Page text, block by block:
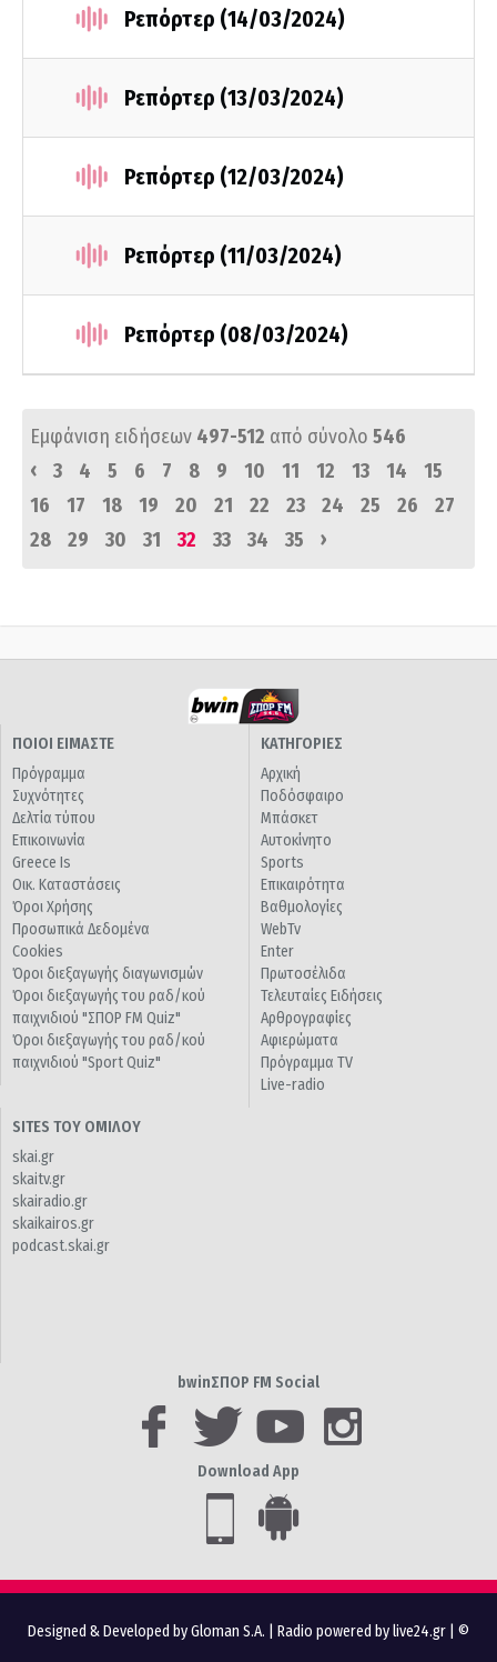
Ρεπόρτερ (14/03/2024)
Ρεπόρτερ (13/03/2024)
Ρεπόρτερ (12/03/2024)
Ρεπόρτερ (11/03/2024)
Ρεπόρτερ (08/03/2024)
Εμφάνιση ειδήσεων 497-512 από σύνολο 546
‹
3 4 5 6 7 8 9 10 11 12 13 14
15
16
17 18 19 20 21 22 23 24 25 26
27
28
29 30 31 32 33 34 35 ›
ΠΟΙΟΙ ΕΙΜΑΣΤΕ
Πρόγραμμα
Συχνότητες
Δελτία τύπου
Επικοινωνία
Greece Is
Οικ. Καταστάσεις
Όροι Χρήσης
Προσωπικά Δεδομένα
Cookies
Όροι διεξαγωγής διαγωνισμών
Όροι διεξαγωγής του ραδ/κού
παιχνιδιού "ΣΠΟΡ FM Quiz"
Όροι διεξαγωγής του ραδ/κού
παιχνιδιού "Sport Quiz"
ΚΑΤΗΓΟΡΙΕΣ
Αρχική
Ποδόσφαιρο
Μπάσκετ
Αυτοκίνητο
Sports
Επικαιρότητα
Βαθμολογίες
WebTv
Enter
Πρωτοσέλιδα
Τελευταίες Ειδήσεις
Αρθρογραφίες
Αφιερώματα
Πρόγραμμα TV
Live-radio
SITES ΤΟΥ ΟΜΙΛΟΥ
skai.gr
skaitv.gr
skairadio.gr
skaikairos.gr
podcast.skai.gr
bwinΣΠΟΡ FM Social
Download App
Designed & Developed by Gloman S.A. Radio powered by live24.gr | ©